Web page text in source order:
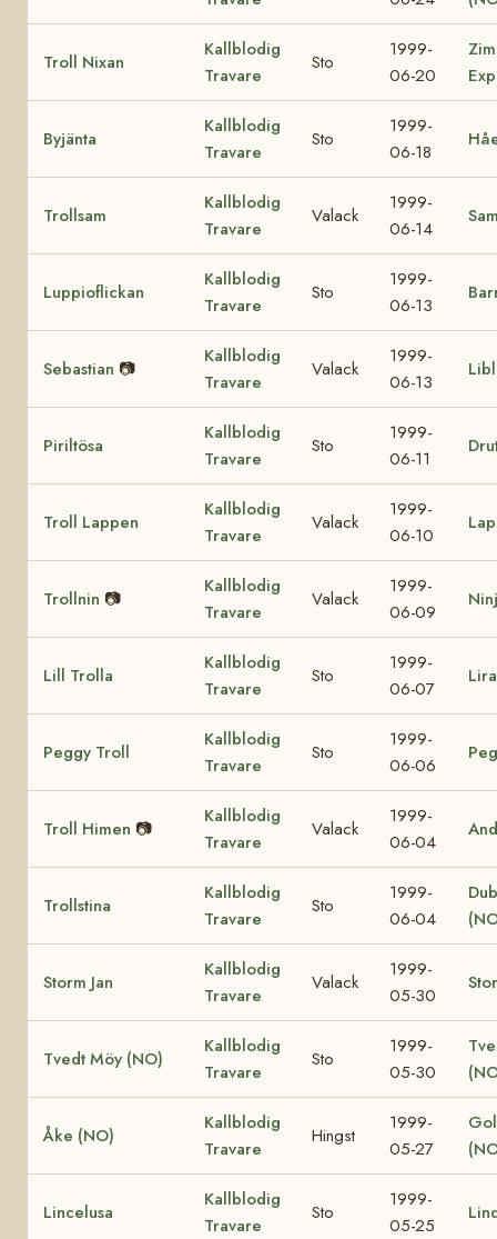
Troll Nixan
Kallblodig
Travare
Sto
1999-
06-20
Byjänta
Kallblodig
Travare
Sto
1999-
06-18
Trollsam
Kallblodig
Travare
Valack
1999-
06-14
Luppioflickan
Kallblodig
Travare
Sto
1999-
06-13
Sebastian 📷
Kallblodig
Travare
Valack
1999-
06-13
Piriltösa
Kallblodig
Travare
Sto
1999-
06-11
Troll Lappen
Kallblodig
Travare
Valack
1999-
06-10
Trollnin 📷
Kallblodig
Travare
Valack
1999-
06-09
Lill Trolla
Kallblodig
Travare
Sto
1999-
06-07
Peggy Troll
Kallblodig
Travare
Sto
1999-
06-06
Troll Himen 📷
Kallblodig
Travare
Valack
1999-
06-04
Trollstina
Kallblodig
Travare
Sto
1999-
06-04
Storm Jan
Kallblodig
Travare
Valack
1999-
05-30
Tvedt Möy (NO)
Kallblodig
Travare
Sto
1999-
05-30
Åke (NO)
Kallblodig
Travare
Hingst
1999-
05-27
Lincelusa
Kallblodig
Travare
Sto
1999-
05-25